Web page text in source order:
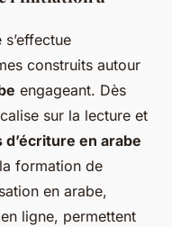
construits autour
engageant. Dès
sur la lecture et
en arabe
formation de
en arabe,
ligne, permettent